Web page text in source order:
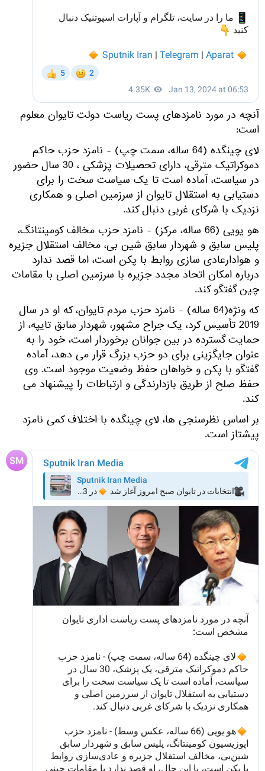
آنچه در مورد نامزدهای پست ریاست دولت تایوان معلوم
است:
لای چینگده (64 ساله، سمت چپ) - نامزد حزب حاکم
دموکراتیک مترقی، دارای تحصیلات پزشکی ، 30 سال حضور
در سیاست، آماده است تا یک سیاست سخت را برای
دستیابی به استقلال تایوان از سرزمین اصلی و همکاری
نزدیک با شرکای غربی دنبال کند.
هو یویی (66 ساله، مرکز) - نامزد حزب مخالف کومینتانگ،
پلیس سابق و شهردار سابق شین بی، مخالف استقلال جزیره
و هوادارعادی سازی روابط با پکن است، اما قصد ندارد
درباره امکان اتحاد مجدد جزیره با سرزمین اصلی با مقامات
چین گفتگو کند.
که ونژه(64 ساله) - نامزد حزب مردم تایوان، که او در سال
2019 تأسیس کرد، یک جراح مشهور، شهردار سابق تایپه، از
حمایت گسترده در بین جوانان برخوردار است، خود را به
عنوان جایگزینی برای دو حزب بزرگ قرار می دهد، آماده
گفتگو با پکن و خواهان حفظ وضعیت موجود است. وی
حفظ صلح از طریق بازدارندگی و ارتباطات را پیشنهاد می
کند.
بر اساس نظرسنجی ها، لای چینگده با اختلاف کمی نامزد
پیشتاز است.